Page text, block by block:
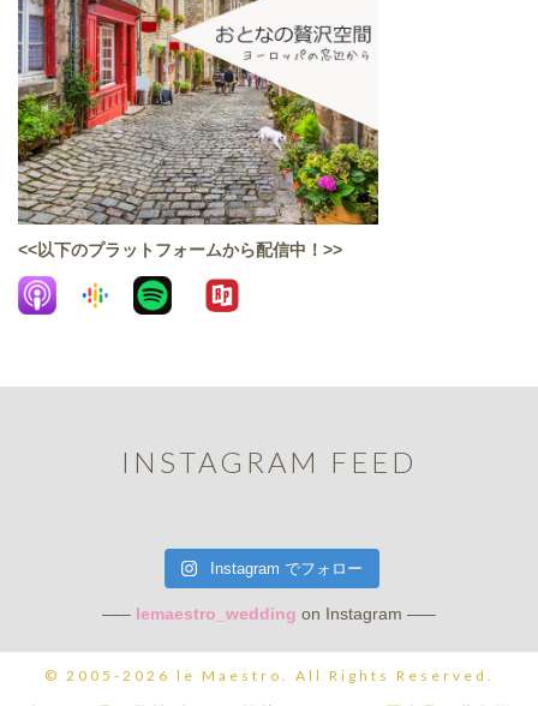
<<以下のプラットフォームから配信中！>>
INSTAGRAM FEED
Instagram でフォロー
––– lemaestro_wedding on Instagram –––
© 2005-2026 le Maestro. All Rights Reserved.